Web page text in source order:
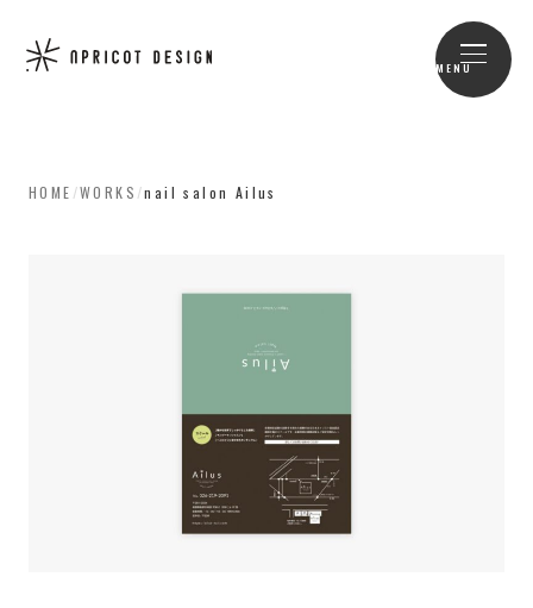
MENU
HOME /WORKS /nail salon Ailus